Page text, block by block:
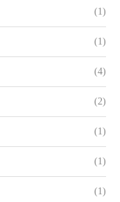
(1)
(1)
(4)
(2)
(1)
(1)
(1)